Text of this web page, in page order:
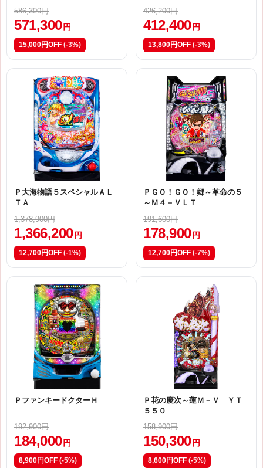
586,300円
571,300 円
15,000円OFF (-3%)
426,200円
412,400 円
13,800円OFF (-3%)
Ｐ大海物語５スペシャルＡＬ
ＴＡ
1,378,900円
1,366,200 円
12,700円OFF (-1%)
ＰＧＯ！ＧＯ！郷～革命の５
～Ｍ４－ＶＬＴ
191,600円
178,900 円
12,700円OFF (-7%)
ＰファンキードクターＨ
192,900円
184,000 円
8,900円OFF (-5%)
Ｐ花の慶次～蓮Ｍ－Ｖ ＹＴ
５５０
158,900円
150,300 円
8,600円OFF (-5%)